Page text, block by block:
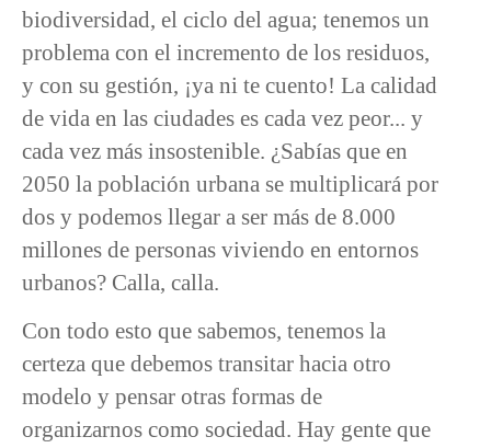
biodiversidad, el ciclo del agua; tenemos un
problema con el incremento de los residuos,
y con su gestión, ¡ya ni te cuento! La calidad
de vida en las ciudades es cada vez peor... y
cada vez más insostenible. ¿Sabías que en
2050 la población urbana se multiplicará por
dos y podemos llegar a ser más de 8.000
millones de personas viviendo en entornos
urbanos? Calla, calla.
Con todo esto que sabemos, tenemos la
certeza que debemos transitar hacia otro
modelo y pensar otras formas de
organizarnos como sociedad. Hay gente que